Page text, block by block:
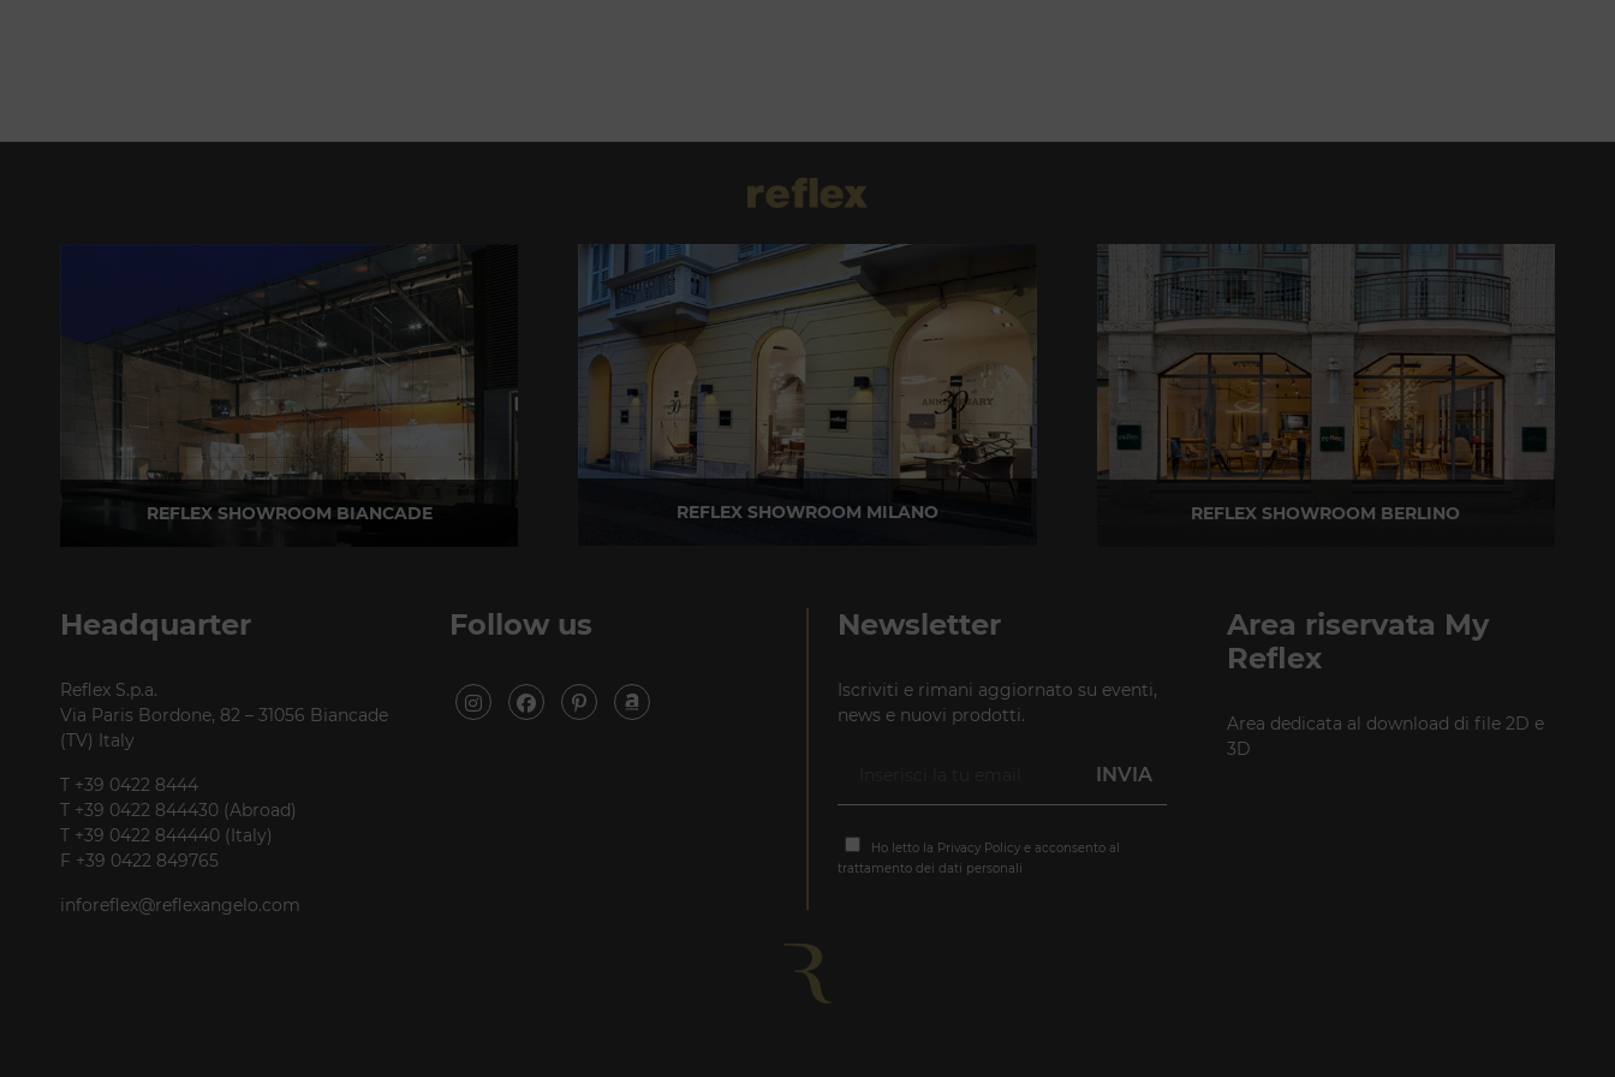
REFLEX SHOWROOM BIANCADE REFLEX SHOWROOM MILANO REFLEX SHOWROOM BERLINO
Headquarter
Reflex S.p.a.
Via Paris Bordone, 82 – 31056 Biancade
(TV) Italy
T +39 0422 8444
T +39 0422 844430 (Abroad)
T +39 0422 844440 (Italy)
F +39 0422 849765
inforeflex@reflexangelo.com
Follow us Newsletter
Iscriviti e rimani aggiornato su eventi,
news e nuovi prodotti.
Ho letto la Privacy Policy e acconsento al
trattamento dei dati personali
Area riservata My
Reflex
Area dedicata al download di file 2D e
3D